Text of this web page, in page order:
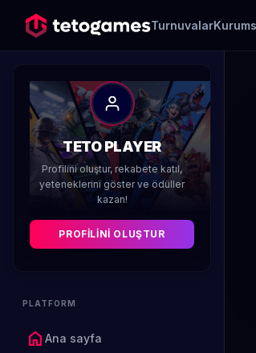
Turnuvalar
TETO PLAYER
Profilini oluştur, rekabete katıl,
yeteneklerini göster ve ödüller
kazan!
PROFILINI OLUŞTUR
PLATFORM
home Ana sayfa